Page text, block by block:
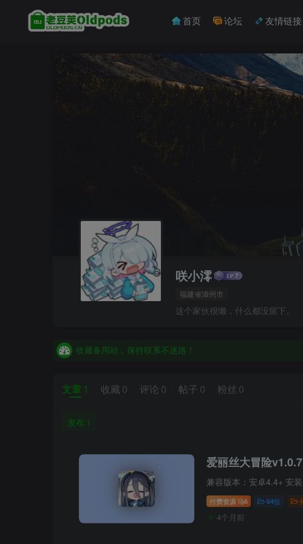
首页 论坛 友情链接
咲小澪
福建省漳州市
这个家伙很懒，什么都没留下。
收藏备用站，保持联系不迷路！
收藏备用站，保持联系不迷路！
文章1 收藏 0 评论 0 帖子 0 粉丝 0
发布 1
爱丽丝大冒险v1.0.7
兼容版本：安卓4.4+ 安
付费资源 6 64位
4个月前